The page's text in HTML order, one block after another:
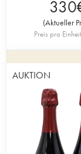
330
(Aktueller
Preis pro Einheit
AUKTION